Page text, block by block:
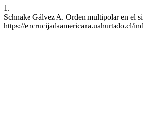
1.
Schnake Gálvez A. Orden multipolar en el
https://encrucijadaamericana.uahurtado.cl/